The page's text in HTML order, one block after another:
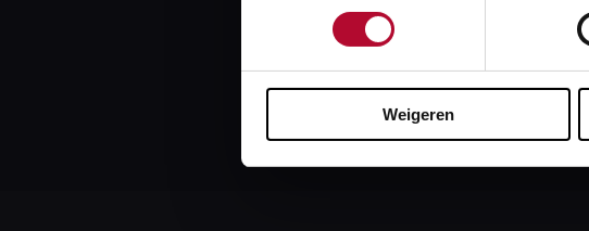
Weigeren
Meer over: